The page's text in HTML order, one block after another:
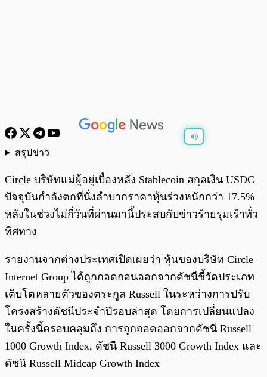
สรุปข่าว
Circle บริษัทแม่ผู้อยู่เบื้องหลัง Stablecoin สกุลเงิน USDC
ปัจจุบันกำลังตกที่นั่งลำบากราคาหุ้นร่วงหนักกว่า 17.5%
หลังในช่วงไม่กี่วันที่ผ่านมานี้ประสบกับข่าวร้ายรุมเร้าทั่ว
ทิศทาง
รายงานจากต่างประเทศเปิดเผยว่า หุ้นของบริษัท Circle
Internet Group ได้ถูกถอดถอนออกจากดัชนีชี้วัดประเภท
เติบโตหลายตัวของตระกูล Russell ในระหว่างการปรับ
โครงสร้างดัชนีประจำปีรอบล่าสุด โดยการเปลี่ยนแปลง
ในครั้งนี้ครอบคลุมถึง การถูกถอดออกจากดัชนี Russell
1000 Growth Index, ดัชนี Russell 3000 Growth Index และ
ดัชนี Russell Midcap Growth Index